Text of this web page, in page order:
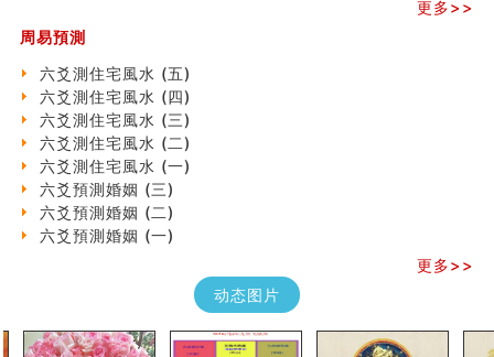
《高岛易断》(二)
创业容易成功的6种手相
算命先生都不外传的算命顺口溜
什么是到山到向？上山下水？
六爻算卦：我能面试升职吗？
《高岛易断》(一)
朱德總司命造 (名⼈⼋字淺析九）
刘燮鈞讲人相 手相论财运
如何给企业起名才能提高影响力
同年同月同日同时同地生命运为何却完全不同？
玄空本义(十一)
更多>>
周易預測
六爻測住宅風水 (五)
六爻測住宅風水 (四)
六爻測住宅風水 (三)
六爻測住宅風水 (二)
六爻測住宅風水 (一)
六爻預測婚姻 (三)
六爻預測婚姻 (二)
六爻預測婚姻 (一)
更多>>
动态图片